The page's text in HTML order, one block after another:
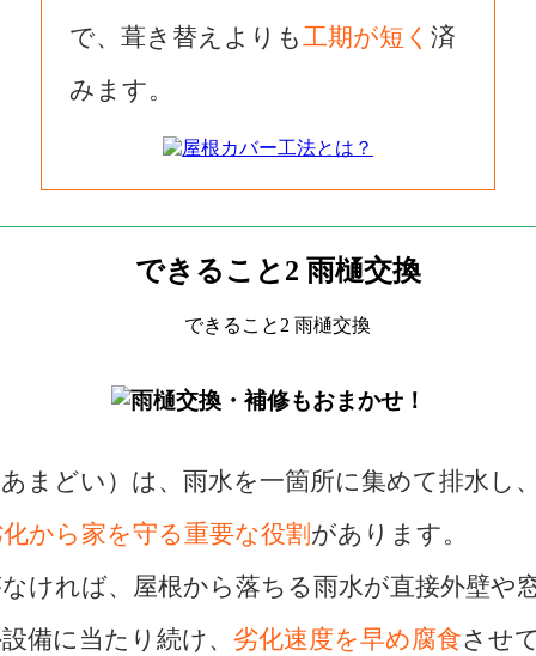
で、葺き替えよりも工期が短く 済
みます。
まどい）は、雨水を一箇所に集めて排水し
から家を守る重要な役割 があります。
ければ、屋根から落ちる雨水が直接外壁や
備に当たり続け、 劣化速度を早め腐食させ